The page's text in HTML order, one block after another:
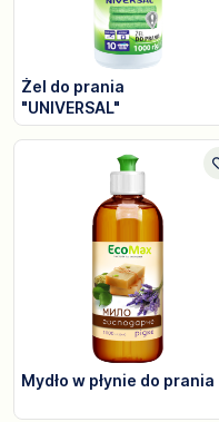
Żel do prania
"UNIVERSAL"
Mydło w płynie do prania